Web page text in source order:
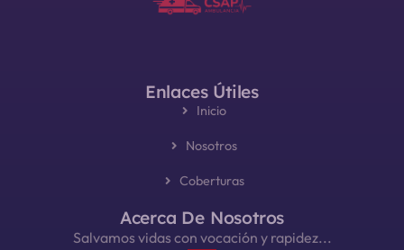
Enlaces Útiles
Inicio
Nosotros
Coberturas
Acerca De Nosotros
Salvamos vidas con vocación y rapidez...